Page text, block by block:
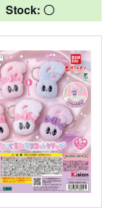
Stock: 〇